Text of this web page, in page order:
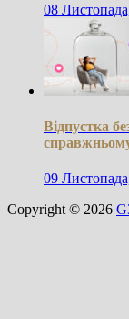
08
Відпустка
09
Copyright © 2026